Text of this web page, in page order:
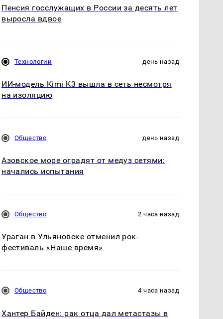
Пенсия госслужащих в России за десять лет
выросла вдвое
Технологии день назад
ИИ-модель Kimi K3 вышла в сеть несмотря
на изоляцию
Общество день назад
Азовское море оградят от медуз сетями:
начались испытания
Общество 2 часа назад
Ураган в Ульяновске отменил рок-
фестиваль «Наше время»
Общество 4 часа назад
Хантер Байден: рак отца дал метастазы в